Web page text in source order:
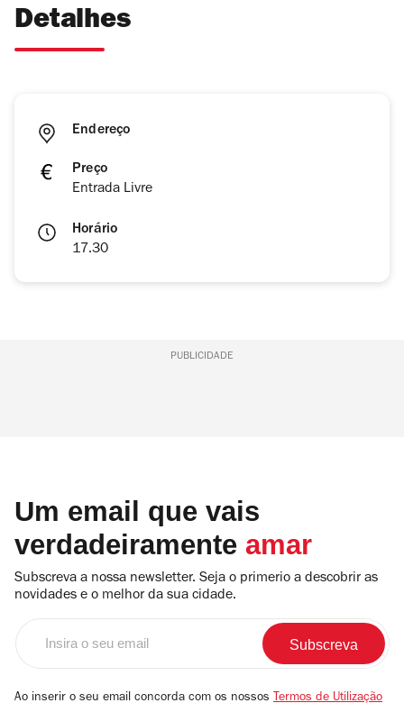
Detalhes
Endereço
Preço
Entrada Livre
Horário
17.30
PUBLICIDADE
Um email que vais
verdadeiramente amar
Subscreva a nossa newsletter. Seja o primerio a descobrir as
novidades e o melhor da sua cidade.
email
Ao inserir o seu email concorda com os nossos Termos de Utilização